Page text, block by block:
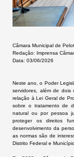
Câmara Municipal de
Redação: Imprensa
Data: 03/06/2026
Neste ano, o Poder
servidores, além de dois
relação àLei Geral de
sobre o tratamento de
natural ou por pessoa
proteger os direitos
desenvolvimento da
as normas são de
Distrito Federal e